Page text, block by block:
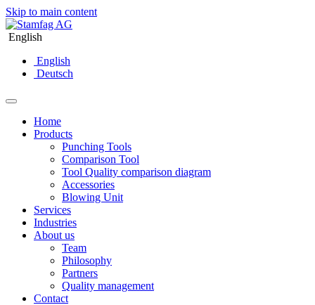
Skip to main content
English
English
Deutsch
Home
Products
Punching Tools
Comparison Tool
Tool Quality comparison diagram
Accessories
Blowing Unit
Services
Industries
About us
Team
Philosophy
Partners
Quality management
Contact